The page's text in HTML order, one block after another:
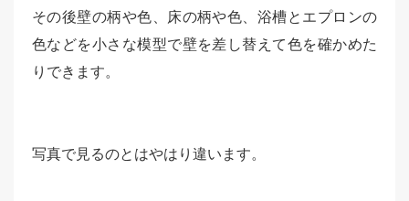
その後壁の柄や色、床の柄や色、浴槽とエプロンの
色などを小さな模型で壁を差し替えて色を確かめた
りできます。
写真で見るのとはやはり違います。